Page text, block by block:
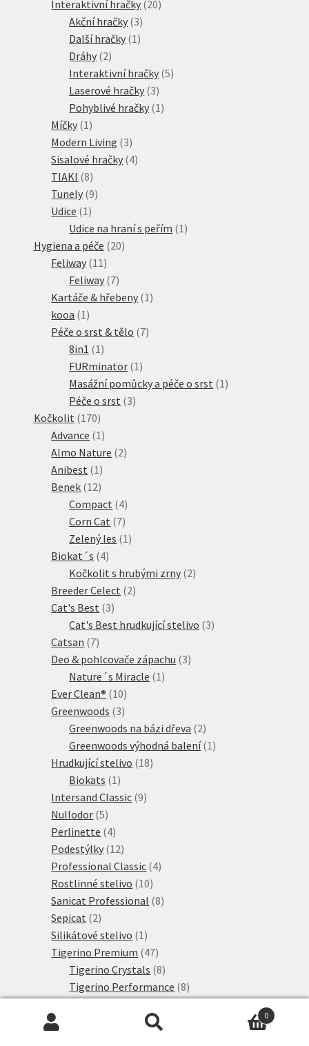
produktů
Interaktivní hračky 2020
Akční hračky 33
produkty
Další hračky 1 1
Dráhy 22
produkty
Interaktivní hračky 55
Laserové hračky 33
produkty
Pohyblivé hračky 1 1
Míčky 1 1
produkt
Modern Living 33
produkty
Sisalové hračky 44
TIAKI 88
produktů
Tunely 99
Udice 1 1
produkt
Udice na hraní s peřím 1 1
Hygiena a péče 2020
Feliway 11 11
produktů
Feliway 77
produktů
Kartáče & hřebeny 1 1
kooa 1 1
produkt
Péče o srst & tělo 77
8in1 1 1
produkt
FURminator 1 1
produkt
Masážní pomůcky a péče o srst 1 1
Péče o srst 33
Kočkolit 170170
produktů
Advance 1 1
produkt
Almo Nature 22
Anibest 1 1
produkt
Benek 1212
produktů
Compact 44
produkty
Corn Cat 77
produktů
Zelený les 1 1
Biokat´s 44
produkty
Kočkolit s hrubými zrny 22
Breeder Celect 22
Cat's Best 33
produkty
Cat's Best hrudkující stelivo 33
Catsan 77
produktů
Deo & pohlcovače zápachu 33
Nature´s Miracle 1 1
Ever Clean® 1010
produktů
Greenwoods 33
produkty
Greenwoods na bázi dřeva 22
produkty
Greenwoods výhodná balení 1 1
Hrudkující stelivo 1818
Biokats 1 1
produkt
Intersand Classic 99
Nullodor 55
produktů
Perlinette 44
produkty
Podestýlky 1212
produktů
Professional Classic 44
Rostlinné stelivo 1010
produktů
Sanicat Professional 88
Sepicat 22
produkty
Silikátové stelivo 1 1
produkt
Tigerino Premium 4747
produktů
Tigerino Crystals 88
produktů
Tigerino Performance 88
produktů
10
Tigerino Premium 0